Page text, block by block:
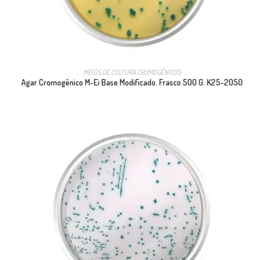
MEIOS DE CULTURA CROMOGÊNICOS
Agar Cromogênico M-Ei Base Modificado. Frasco 500 G. K25-2050